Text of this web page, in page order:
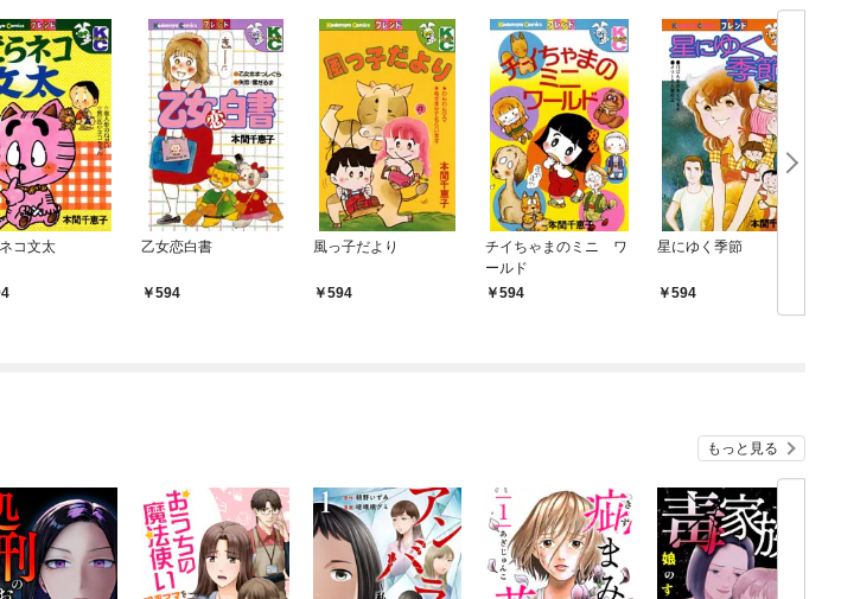
コ文太 乙女恋白書
594
風っ子だより
594
チイちゃまのミニ ワ
ールド
594
星にゆく季節
594
もっと見る